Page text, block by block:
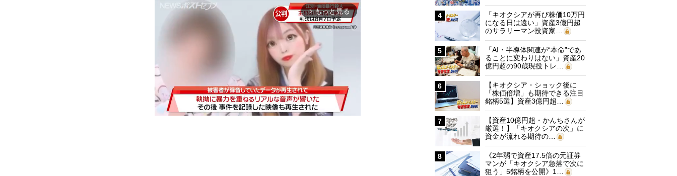
arrow_forward_ios もっと見る
4
「キオクシアが再び株価10万円
になる日は遠い」資産3億円超
のサラリーマン投資家…
5
「AI・半導体関連が“本命”であ
ることに変わりはない」資産20
億円超の90歳現役トレ…
6
【キオクシア・ショック後に
「株価倍増」も期待できる注目
銘柄5選】資産3億円超…
7
【資産10億円超・かんちさんが
厳選！】「キオクシアの次」に
資金が流れる期待の…
8
《2年弱で資産17.5倍の元証券
マンが「キオクシア急落で次に
狙う」5銘柄を公開》1…